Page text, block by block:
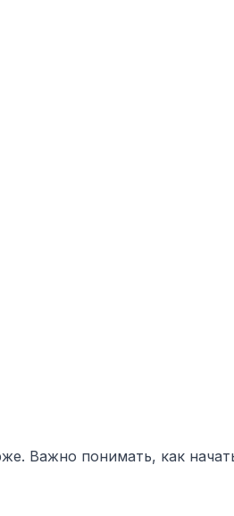
Важно понимать, как